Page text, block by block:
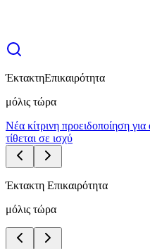
ΈκτακτηΕπικαιρότητα
μόλις τώρα
Νέα κίτρινη προειδοποίηση
τίθεται σε ισχύ
Έκτακτη Επικαιρότητα
μόλις τώρα